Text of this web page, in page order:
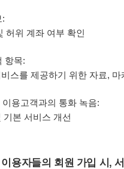
:
허위 계좌 여부 확인
항목:
스를 제공하기 위한 자료, 마
용고객과의 통화 녹음:
기본 서비스 개선
용자들의 회원 가입 시,